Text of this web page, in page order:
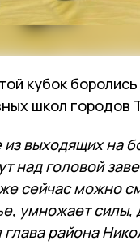
кубок
школ городов
из выходящих на
над головой
сейчас можно
умножает
глава района